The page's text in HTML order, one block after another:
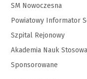
SM Nowoczesna
Powiatowy Informator
Szpital Rejonowy
Akademia Nauk
Sponsorowane